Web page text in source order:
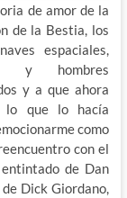
de amor de la
de la Bestia, los
espaciales,
y hombres
y a que ahora
lo que lo hacía
como
con el
de Dan
Dick Giordano,